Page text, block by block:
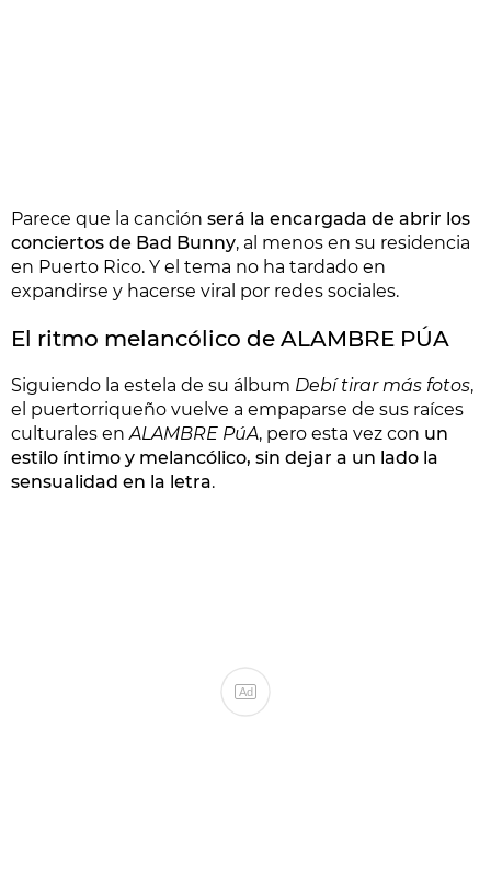
Parece que la canción será la encargada de abrir los
conciertos de Bad Bunny, al menos en su residencia
en Puerto Rico. Y el tema no ha tardado en
expandirse y hacerse viral por redes sociales.
El ritmo melancólico de ALAMBRE PÚA
Siguiendo la estela de su álbum Debí tirar más fotos,
el puertorriqueño vuelve a empaparse de sus raíces
culturales en ALAMBRE PúA, pero esta vez con un
estilo íntimo y melancólico, sin dejar a un lado la
sensualidad en la letra.
Ad